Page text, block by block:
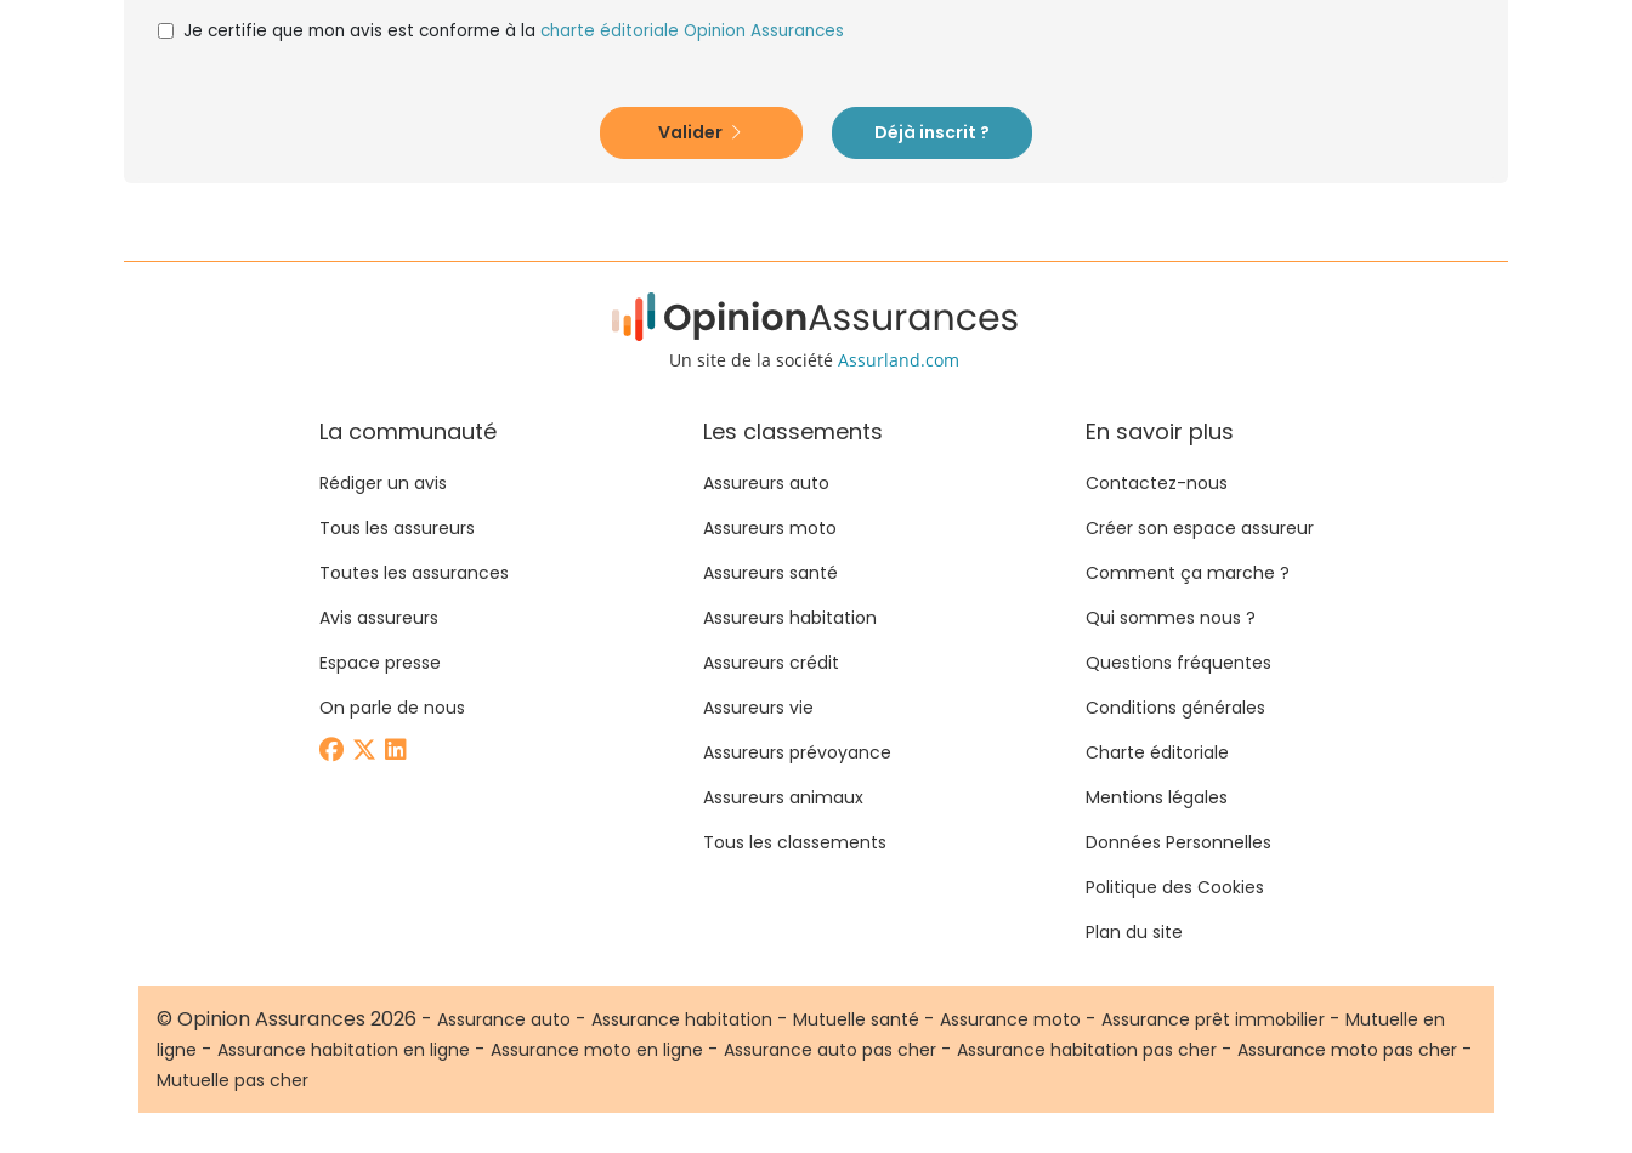
Je certifie que mon avis est conforme à la charte éditoriale Opinion Assurances
Valider Déjà inscrit ?
Un site de la société Assurland.com
La communauté
Rédiger un avis
Tous les assureurs
Toutes les assurances
Avis assureurs
Espace presse
On parle de nous
Les classements
Assureurs auto
Assureurs moto
Assureurs santé
Assureurs habitation
Assureurs crédit
Assureurs vie
Assureurs prévoyance
Assureurs animaux
Tous les classements
En savoir plus
Contactez-nous
Créer son espace assureur
Comment ça marche ?
Qui sommes nous ?
Questions fréquentes
Conditions générales
Charte éditoriale
Mentions légales
Données Personnelles
Politique des Cookies
Plan du site
© Opinion Assurances 2026 - Assurance auto - Assurance habitation - Mutuelle santé - Assurance moto - Assurance prêt immobilier - Mutuelle en
ligne - Assurance habitation en ligne - Assurance moto en ligne - Assurance auto pas cher - Assurance habitation pas cher - Assurance moto pas cher -
Mutuelle pas cher